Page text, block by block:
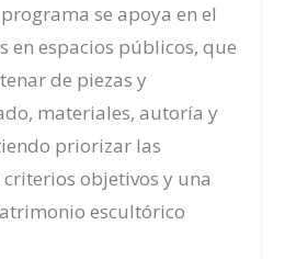
se apoya en el
en espacios públicos, que
de piezas y
materiales, autoría y
priorizar las
objetivos y una
escultórico